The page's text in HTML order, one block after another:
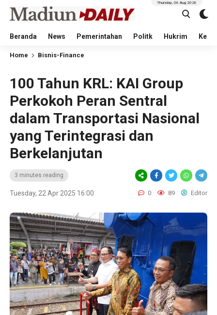
Beranda News Pemerintahan Politk Hukrim
Thursday, 06 Aug 2026
Home Bisnis-Finance
100 Tahun KRL: KAI Group
Perkokoh Peran Sentral
dalam Transportasi Nasional
yang Terintegrasi dan
Berkelanjutan
3 minutes reading
Tuesday, 22 Apr 2025 16:00 0 89 Editor